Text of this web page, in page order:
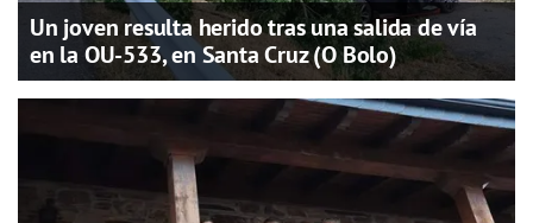
Un joven resulta herido tras una salida de vía
en la OU-533, en Santa Cruz (O Bolo)